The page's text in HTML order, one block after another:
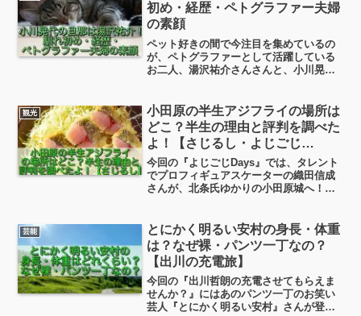
初め・経歴・ペトグラファー夫婦
の素顔
ペット好きの間で今注目を集めているの
が、ペトグラファーとして活躍している
お二人、湯沢祐介さんさんと、小川晃代
夫婦で活動している点も、多くの人の関
心を集めています。今日はそんな素敵な
ご夫婦の経歴や馴れ初めについて見てい
きます！
観光
小田原の半生アジフライの場所は
どこ？半生の理由と評判を調べた
よ！【さじるし・よじごじ
Days】
今回の『よじごじDays』では、タレント
でプロフィギュアスケーターの織田信成
さんが、北条氏ゆかりの小田原城へ！
「半生アジフライ」のお店【さじるし食
堂】今日は現地情報や実食レビューの評
判をもとに、ゆるく熱を込めてまとめて
いきます！
芸能
とにかく明るい安村の身長・体重
は？なぜ裸・パンツ一丁なの？
【出川の充電旅】
今回の『出川哲朗の充電させてもらえま
せんか？』にはあのパンツ一丁のお笑い
芸人『とにかく明るい安村』さんが登場